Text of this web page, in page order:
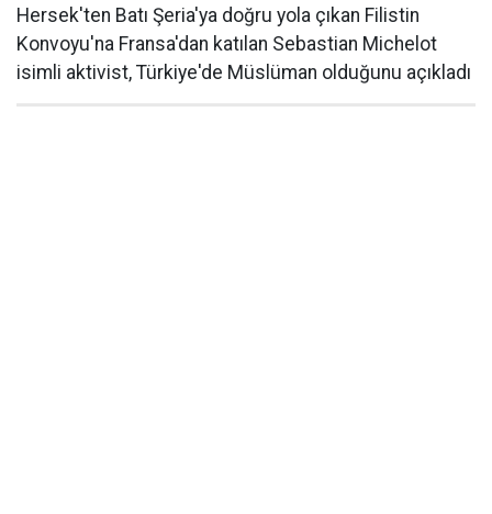
Hersek'ten Batı Şeria'ya doğru yola çıkan Filistin
Konvoyu'na Fransa'dan katılan Sebastian Michelot
isimli aktivist, Türkiye'de Müslüman olduğunu açıkladı